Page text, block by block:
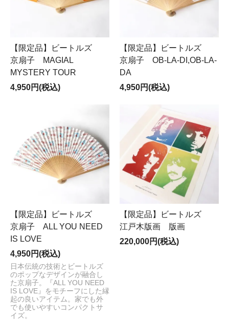
【限定品】ビートルズ
京扇子 MAGIAL
MYSTERY TOUR
4,950円(税込)
【限定品】ビートルズ
京扇子 OB-LA-DI,OB-LA-
DA
4,950円(税込)
【限定品】ビートルズ
京扇子 ALL YOU NEED
IS LOVE
4,950円(税込)
日本伝統の技術とビートルズ
のポップなデザインが融合し
た京扇子。『ALL YOU NEED
IS LOVE』をモチーフにした縁
起の良いアイテム。家でも外
でも使いやすいコンパクトサ
イズ。
【限定品】ビートルズ
江戸木版画 版画
220,000円(税込)